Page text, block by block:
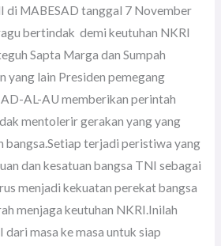
di MABESAD tanggal 7 November
bertindak demi keutuhan NKRI
Sapta Marga dan Sumpah
yang lain Presiden pemegang
AL-AU memberikan perintah
mentolerir gerakan yang yang
bangsa.Setiap terjadi peristiwa yang
dan kesatuan bangsa TNI sebagai
menjadi kekuatan perekat bangsa
menjaga keutuhan NKRI.Inilah
masa ke masa untuk siap